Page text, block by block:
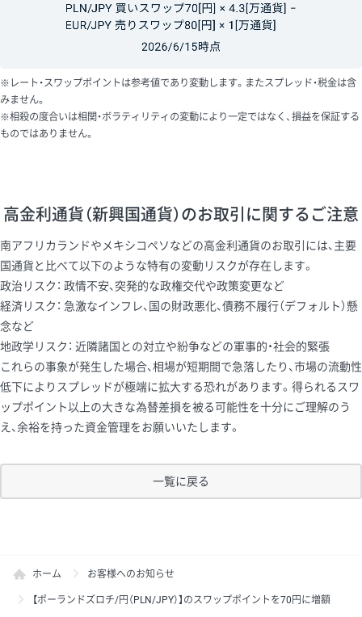
※レート・スワップポイントは参考値であり変動します。またスプレッド・税金は含
みません。
※相殺の度合いは相関・ボラティリティの変動により一定ではなく、損益を保証する
ものではありません。
高金利通貨（新興国通貨）のお取引に関するご注意
南アフリカランドやメキシコペソなどの高金利通貨のお取引には、主要
国通貨と比べて以下のような特有の変動リスクが存在します。
政治リスク： 政情不安、突発的な政権交代や政策変更など
経済リスク： 急激なインフレ、国の財政悪化、債務不履行（デフォルト）懸
念など
地政学リスク： 近隣諸国との対立や紛争などの軍事的・社会的緊張
これらの事象が発生した場合、相場が短期間で急落したり、市場の流動性
低下によりスプレッドが極端に拡大する恐れがあります。得られるスワ
ップポイント以上の大きな為替差損を被る可能性を十分にご理解のう
え、余裕を持った資金管理をお願いいたします。
一覧に戻る
ホーム お客様へのお知らせ
【ポーランドズロチ/円（PLN/JPY）】のスワップポイントを70円に増額